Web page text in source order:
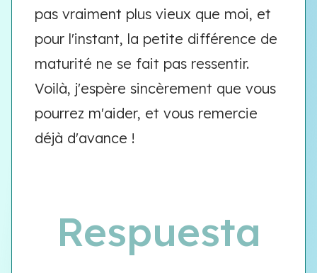
pas vraiment plus vieux que moi, et
pour l'instant, la petite différence de
maturité ne se fait pas ressentir.
Voilà, j'espère sincèrement que vous
pourrez m'aider, et vous remercie
déjà d'avance !
Respuesta